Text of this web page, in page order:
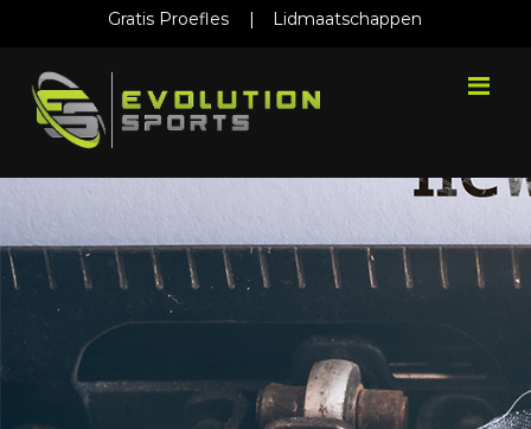
Gratis Proefles | Lidmaatschappen